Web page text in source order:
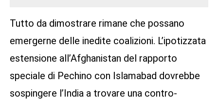
Tutto da dimostrare rimane che possano
emergerne delle inedite coalizioni. L’ipotizzata
estensione all’Afghanistan del rapporto
speciale di Pechino con Islamabad dovrebbe
sospingere l’India a trovare una contro-